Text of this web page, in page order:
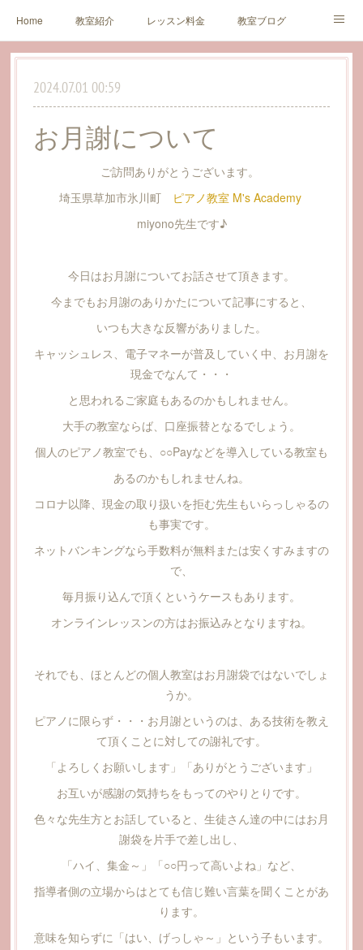
Home 教室紹介 レッスン料金 教室ブログ
生徒様・保護者様の声 アクセス お問い合わせ
2024.07.01 00:59
お月謝について
ご訪問ありがとうございます。
埼玉県草加市氷川町
ピアノ教室 M's Academy
miyono先生です♪
今日はお月謝についてお話させて頂きます。
今までもお月謝のありかたについて記事にすると、
いつも大きな反響がありました。
キャッシュレス、電子マネーが普及していく中、お月謝を
現金でなんて・・・
と思われるご家庭もあるのかもしれません。
大手の教室ならば、口座振替となるでしょう。
個人のピアノ教室でも、○○Payなどを導入している教室も
あるのかもしれませんね。
コロナ以降、現金の取り扱いを拒む先生もいらっしゃるの
も事実です。
ネットバンキングなら手数料が無料または安くすみますの
で、
毎月振り込んで頂くというケースもあります。
オンラインレッスンの方はお振込みとなりますね。
それでも、ほとんどの個人教室はお月謝袋ではないでしょ
うか。
ピアノに限らず・・・お月謝というのは、ある技術を教え
て頂くことに対しての謝礼です。
「よろしくお願いします」「ありがとうございます」
お互いが感謝の気持ちをもってのやりとりです。
色々な先生方とお話していると、生徒さん達の中にはお月
謝袋を片手で差し出し、
「ハイ、集金～」「○○円って高いよね」など、
指導者側の立場からはとても信じ難い言葉を聞くことがあ
ります。
意味を知らずに「はい、げっしゃ～」という子もいます。